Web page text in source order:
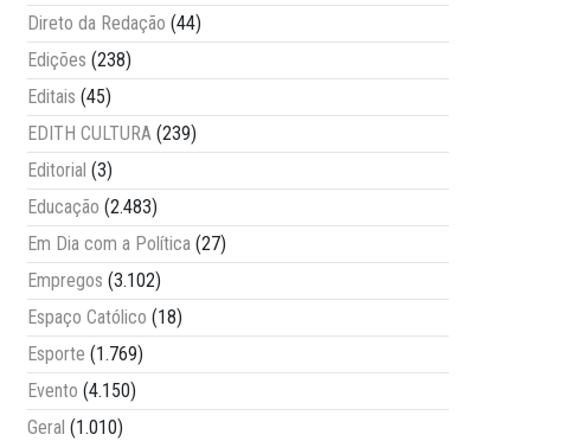
Direto da Redação (44)
Edições (238)
Editais (45)
EDITH CULTURA (239)
Editorial (3)
Educação (2.483)
Em Dia com a Política (27)
Empregos (3.102)
Espaço Católico (18)
Esporte (1.769)
Evento (4.150)
Geral (1.010)